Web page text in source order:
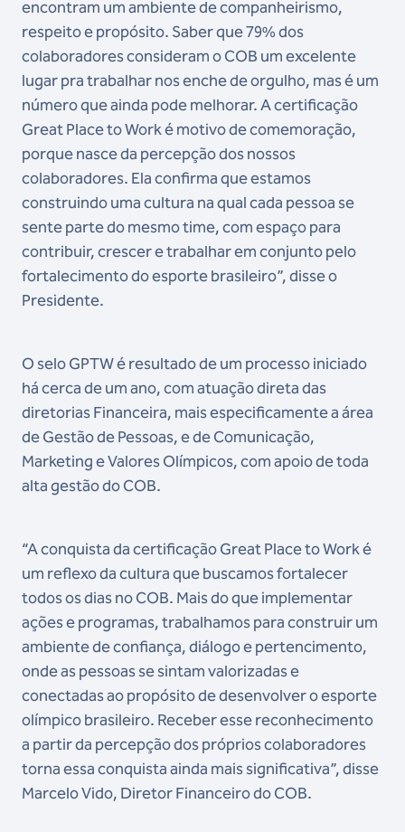
encontram um ambiente de companheirismo,
respeito e propósito. Saber que 79% dos
colaboradores consideram o COB um excelente
lugar pra trabalhar nos enche de orgulho, mas é um
número que ainda pode melhorar. A certificação
Great Place to Work é motivo de comemoração,
porque nasce da percepção dos nossos
colaboradores. Ela confirma que estamos
construindo uma cultura na qual cada pessoa se
sente parte do mesmo time, com espaço para
contribuir, crescer e trabalhar em conjunto pelo
fortalecimento do esporte brasileiro”, disse o
Presidente.
O selo GPTW é resultado de um processo iniciado
há cerca de um ano, com atuação direta das
diretorias Financeira, mais especificamente a área
de Gestão de Pessoas, e de Comunicação,
Marketing e Valores Olímpicos, com apoio de toda
alta gestão do COB.
“A conquista da certificação Great Place to Work é
um reflexo da cultura que buscamos fortalecer
todos os dias no COB. Mais do que implementar
ações e programas, trabalhamos para construir um
ambiente de confiança, diálogo e pertencimento,
onde as pessoas se sintam valorizadas e
conectadas ao propósito de desenvolver o esporte
olímpico brasileiro. Receber esse reconhecimento
a partir da percepção dos próprios colaboradores
torna essa conquista ainda mais significativa”, disse
Marcelo Vido, Diretor Financeiro do COB.